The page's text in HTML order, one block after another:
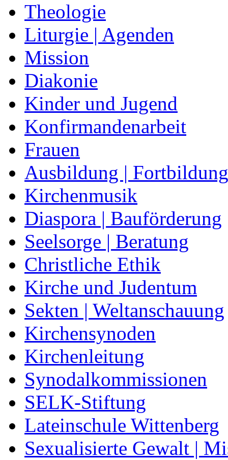
Theologie
Liturgie | Agenden
Mission
Diakonie
Kinder und Jugend
Konfirmandenarbeit
Frauen
Ausbildung | Fortbildung
Kirchenmusik
Diaspora | Bauförderung
Seelsorge | Beratung
Christliche Ethik
Kirche und Judentum
Sekten | Weltanschauung
Kirchensynoden
Kirchenleitung
Synodalkommissionen
SELK-Stiftung
Lateinschule Wittenberg
Sexualisierte Gewalt |